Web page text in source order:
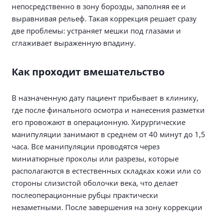
непосредственно в зону борозды, заполняя ее и
выравнивая рельеф. Такая коррекция решает сразу
две проблемы: устраняет мешки под глазами и
сглаживает выраженную впадину.
Как проходит вмешательство
В назначенную дату пациент прибывает в клинику,
где после финального осмотра и нанесения разметки
его провожают в операционную. Хирургические
манипуляции занимают в среднем от 40 минут до 1,5
часа. Все манипуляции проводятся через
миниатюрные проколы или разрезы, которые
располагаются в естественных складках кожи или со
стороны слизистой оболочки века, что делает
послеоперационные рубцы практически
незаметными. После завершения на зону коррекции